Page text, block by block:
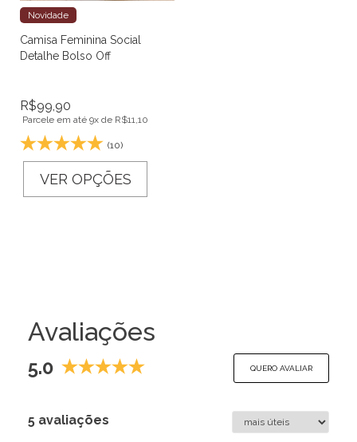
Novidade
Camisa Feminina Social
Detalhe Bolso Off
R$99,90
Parcele em até 9x de R$11,10
(10)
VER OPÇÕES
Avaliações
5.0 QUERO AVALIAR
5 avaliações